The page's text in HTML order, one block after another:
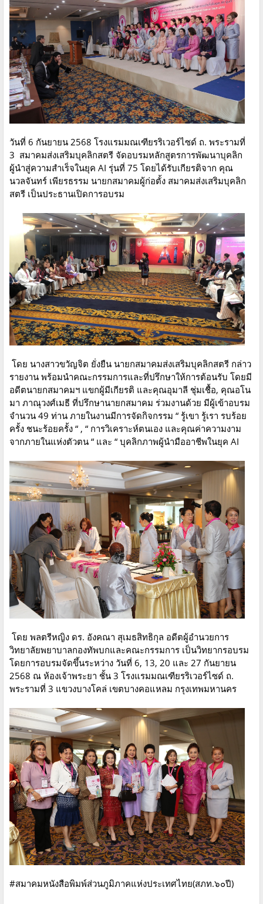
วันที่ 6 กันยายน 2568 โรงแรมมณเฑียรริเวอร์ไซด์ ถ. พระรามที่
3 สมาคมส่งเสริมบุคลิกสตรี จัดอบรมหลักสูตรการพัฒนาบุคลิก
ผู้นำสู่ความสำเร็จในยุค AI รุ่นที่ 75 โดยได้รับเกียรติจาก คุณ
นวลจันทร์ เพียรธรรม นายกสมาคมผู้ก่อตั้ง สมาคมส่งเสริมบุคลิก
สตรี เป็นประธานเปิดการอบรม
โดย นางสาวขวัญจิต ยั่งยืน นายกสมาคมส่งเสริมบุคลิกสตรี กล่าว
รายงาน พร้อมนำคณะกรรมการและที่ปรึกษาให้การต้อนรับ โดยมี
อดีตนายกสมาคมฯ แขกผู้มีเกียรติ และคุณอุมาลี ชุ่มเชื้อ, คุณอโน
มา ภาณุวงศ์เมธี ที่ปรึกษานายกสมาคม ร่วมงานด้วย มีผู้เข้าอบรม
จำนวน 49 ท่าน ภายในงานมีการจัดกิจกรรม “ รู้เขา รู้เรา รบร้อย
ครั้ง ชนะร้อยครั้ง “ , “ การวิเคราะห์ตนเอง และคุณค่าความงาม
จากภายในแห่งตัวตน “ และ “ บุคลิกภาพผู้นำมืออาชีพในยุค AI
โดย พลตรีหญิง ดร. อังคณา สุเมธสิทธิกุล อดีตผู้อำนวยการ
วิทยาลัยพยาบาลกองทัพบกและคณะกรรมการ เป็นวิทยากรอบรม
โดยการอบรมจัดขึ้นระหว่าง วันที่ 6, 13, 20 และ 27 กันยายน
2568 ณ ห้องเจ้าพระยา ชั้น 3 โรงแรมมณเฑียรริเวอร์ไซด์ ถ.
พระรามที่ 3 แขวงบางโคล่ เขตบางคอแหลม กรุงเทพมหานคร
#สมาคมหนังสือพิมพ์ส่วนภูมิภาคแห่งประเทศไทย(สภท.๖๐ปี)